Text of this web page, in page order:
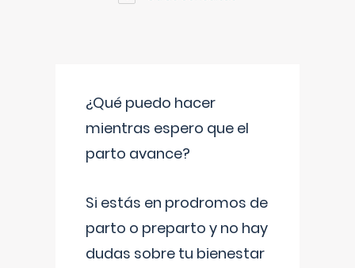
¿Qué puedo hacer
mientras espero que el
parto avance?
Si estás en prodromos de
parto o preparto y no hay
dudas sobre tu bienestar